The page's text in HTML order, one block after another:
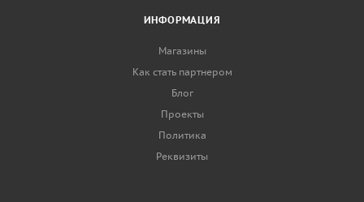
ИНФОРМАЦИЯ
Магазины
Как стать партнером
Блог
Проекты
Политика
Реквизиты